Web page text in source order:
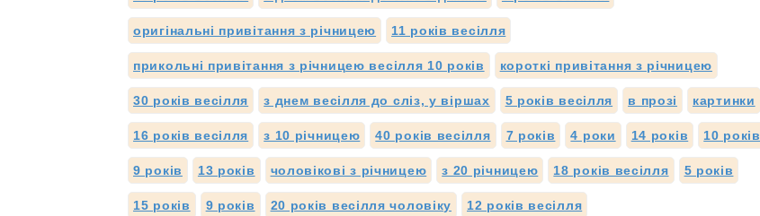
оригінальні привітання з річницею 11 років весілля
прикольні привітання з річницею весілля 10 років короткі привітання з річницею
30 років весілля з днем весілля до сліз, у віршах 5 років весілля в прозі картинки
16 років весілля з 10 річницею 40 років весілля 7 років 4 роки 14 років 10 років
9 років 13 років чоловікові з річницею з 20 річницею 18 років весілля 5 років
15 років 9 років 20 років весілля чоловіку 12 років весілля